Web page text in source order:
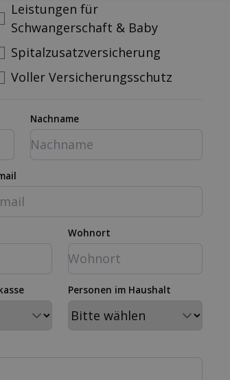
Leistungen für
Schwangerschaft & Baby
Spitalzusatzversicherung
Voller Versicherungsschutz
Nachname
Wohnort
Personen im Haushalt